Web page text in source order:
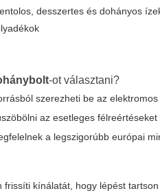
desszertes és dohányos
-ot választani?
szerezheti be az
az esetleges
a legszigorúbb európai
frissíti kínálatát, hogy lépést